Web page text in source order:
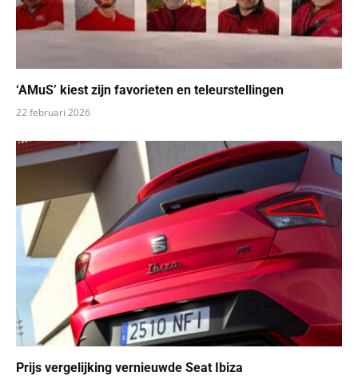
‘AMuS’ kiest zijn favorieten en teleurstellingen
22 februari 2026
Prijs vergelijking vernieuwde Seat Ibiza